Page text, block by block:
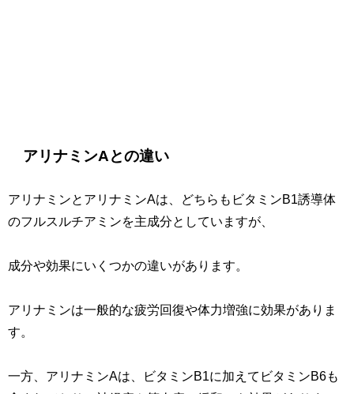
アリナミンAとの違い
アリナミンとアリナミンAは、どちらもビタミンB1誘導体
のフルスルチアミンを主成分としていますが、
成分や効果にいくつかの違いがあります。
アリナミンは一般的な疲労回復や体力増強に効果がありま
す。
一方、アリナミンAは、ビタミンB1に加えてビタミンB6も